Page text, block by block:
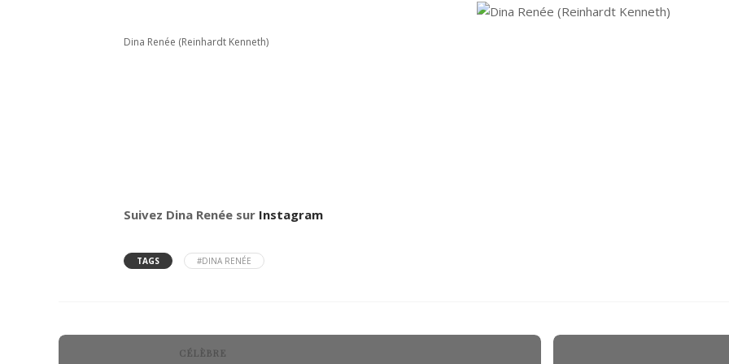
Dina Renée (Reinhardt Kenneth)
Suivez Dina Renée sur Instagram
TAGS #DINA RENÉE
CÉLÈBRE